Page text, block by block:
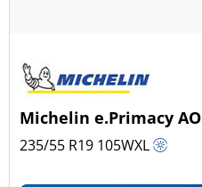
Michelin e.Primacy AO
235/55 R19 105WXL